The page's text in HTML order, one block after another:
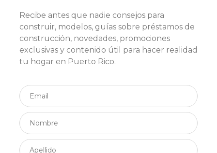
Recibe antes que nadie consejos para
construir, modelos, guías sobre préstamos de
construcción, novedades, promociones
exclusivas y contenido útil para hacer realidad
tu hogar en Puerto Rico.